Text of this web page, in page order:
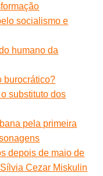
socialismo e
humano da
burocrático?
substituto dos
pela primeira
depois de maio de
Cezar Miskulin